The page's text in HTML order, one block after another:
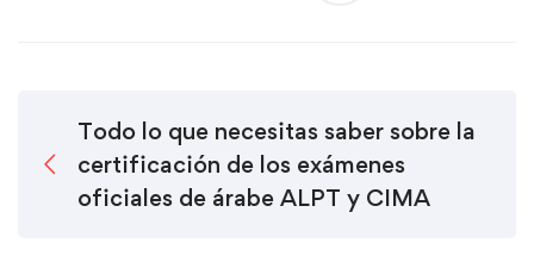
Todo lo que necesitas saber sobre la
certificación de los exámenes
oficiales de árabe ALPT y CIMA